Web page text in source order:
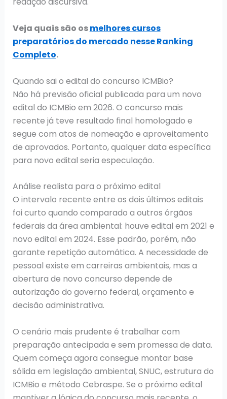
Veja quais são osmelhores cursos
preparatórios do mercado nesse Ranking
Completo.
Quando sai o edital do concurso ICMBio?
Não há previsão oficial publicada para um novo
edital do ICMBio em 2026. O concurso mais
recente já teve resultado final homologado e
segue com atos de nomeação e aproveitamento
de aprovados. Portanto, qualquer data específica
para novo edital seria especulação.
Análise realista para o próximo edital
O intervalo recente entre os dois últimos editais
foi curto quando comparado a outros órgãos
federais da área ambiental: houve edital em 2021 e
novo edital em 2024. Esse padrão, porém, não
garante repetição automática. A necessidade de
pessoal existe em carreiras ambientais, mas a
abertura de novo concurso depende de
autorização do governo federal, orçamento e
decisão administrativa.
O cenário mais prudente é trabalhar com
preparação antecipada e sem promessa de data.
Quem começa agora consegue montar base
sólida em legislação ambiental, SNUC, estrutura do
ICMBio e método Cebraspe. Se o próximo edital